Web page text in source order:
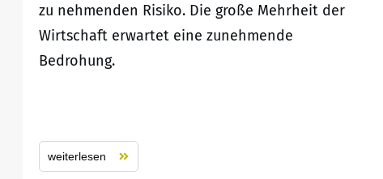
zu nehmenden Risiko. Die große Mehrheit der
Wirtschaft erwartet eine zunehmende
Bedrohung.
weiterlesen